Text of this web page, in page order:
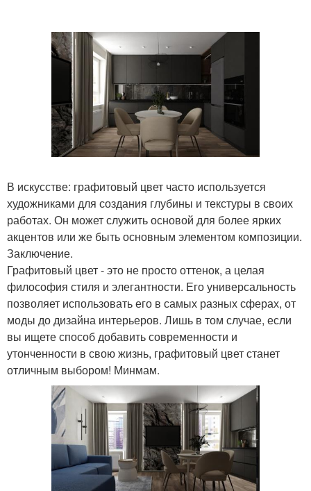
В искусстве: графитовый цвет часто используется
художниками для создания глубины и текстуры в своих
работах. Он может служить основой для более ярких
акцентов или же быть основным элементом композиции.
Заключение.
Графитовый цвет - это не просто оттенок, а целая
философия стиля и элегантности. Его универсальность
позволяет использовать его в самых разных сферах, от
моды до дизайна интерьеров. Лишь в том случае, если
вы ищете способ добавить современности и
утонченности в свою жизнь, графитовый цвет станет
отличным выбором! Минмам.